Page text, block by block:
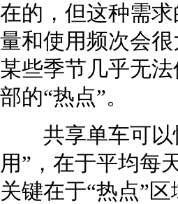
在的，但这种需
量和使用频次会
某些季节几乎无
部的“热点”。
共享单车可以
用”，在于平均每
关键在于“热点”